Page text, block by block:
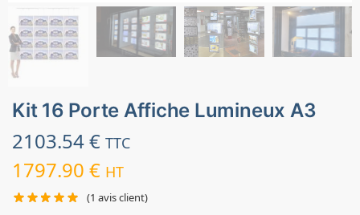
Kit 16 Porte Affiche Lumineux A3
2103.54€ TTC
1797.90 € HT
(1 avis client)